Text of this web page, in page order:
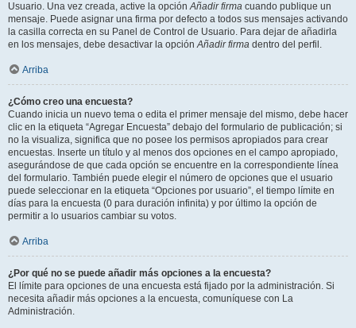
Usuario. Una vez creada, active la opciónAñadir firma cuando publique un
mensaje. Puede asignar una firma por defecto a todos sus mensajes activando
la casilla correcta en su Panel de Control de Usuario. Para dejar de añadirla
en los mensajes, debe desactivar la opciónAñadir firma dentro del perfil.
Arriba
¿Cómo creo una encuesta?
Cuando inicia un nuevo tema o edita el primer mensaje del mismo, debe hacer
clic en la etiqueta “Agregar Encuesta” debajo del formulario de publicación; si
no la visualiza, significa que no posee los permisos apropiados para crear
encuestas. Inserte un título y al menos dos opciones en el campo apropiado,
asegurándose de que cada opción se encuentre en la correspondiente línea
del formulario. También puede elegir el número de opciones que el usuario
puede seleccionar en la etiqueta “Opciones por usuario”, el tiempo límite en
días para la encuesta (0 para duración infinita) y por último la opción de
permitir a lo usuarios cambiar su votos.
Arriba
¿Por qué no se puede añadir más opciones a la encuesta?
El límite para opciones de una encuesta está fijado por la administración. Si
necesita añadir más opciones a la encuesta, comuníquese con La
Administración.